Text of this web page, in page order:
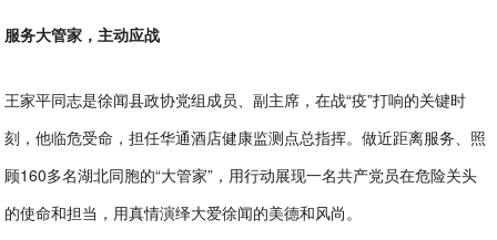
服务大管家，主动应战
王家平同志是徐闻县政协党组成员、副主席，在战“疫”打响的关键时
刻，他临危受命，担任华通酒店健康监测点总指挥。做近距离服务、照
顾160多名湖北同胞的“大管家”，用行动展现一名共产党员在危险关头
的使命和担当，用真情演绎大爱徐闻的美德和风尚。